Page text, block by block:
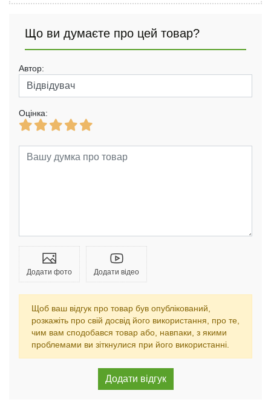
Що ви думаєте про цей товар?
Автор:
Оцінка:
Додати фото Додати відео
Щоб ваш відгук про товар був опублікований,
розкажіть про свій досвід його використання, про те,
чим вам сподобався товар або, навпаки, з якими
проблемами ви зіткнулися при його використанні.